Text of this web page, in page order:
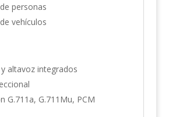
personas
vehículos
altavoz integrados
G.711a, G.711Mu, PCM